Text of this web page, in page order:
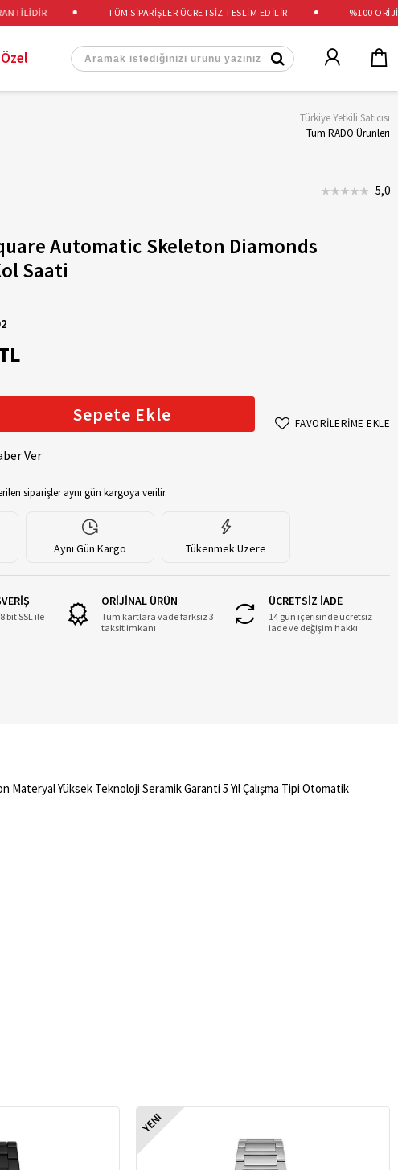
TÜM SİPARİŞLER ÜCRETSİZ TESLİM EDİLİR %100
Türkiye Yetkili Satıcısı
Tüm RADO Ürünleri
5,0
Automatic Skeleton Diamonds
Saati
Sepete Ekle FAVORİLERİME EKLE
Ver
siparişler aynı gün kargoya verilir.
Aynı Gün Kargo Tükenmek Üzere
bit SSL ile
ORİJİNAL ÜRÜN
Tüm kartlara vade farksız 3
taksit imkanı
ÜCRETSİZ İADE
14 gün içerisinde ücretsiz
iade ve değişim hakkı
Materyal Yüksek Teknoloji Seramik Garanti 5 Yıl Çalışma Tipi Otomatik
YENI